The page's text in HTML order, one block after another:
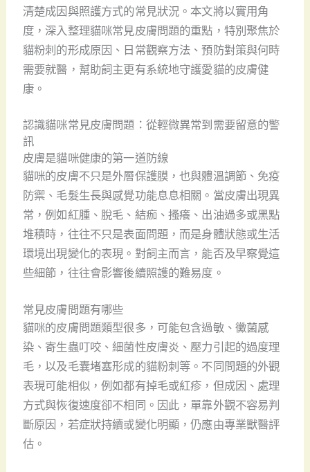
清楚成因與照護方式的常見狀況。本文將以實用角
度，深入整理貓咪常見皮膚問題的重點，特別聚焦於
貓粉刺的形成原因、日常觀察方法、預防對策與何時
需要就醫，幫助飼主更有系統地守護愛貓的皮膚健
康。
認識貓咪常見皮膚問題：從輕微異常到需要留意的警
訊
皮膚是貓咪健康的第一道防線
貓咪的皮膚不只是外層保護膜，也與體溫調節、免疫
防禦、毛髮生長與感覺功能息息相關。當皮膚出現異
常，例如紅腫、脫毛、結痂、搔癢、出油過多或黑點
堆積時，往往不只是表面問題，而是身體狀態或生活
環境出現變化的表現。對飼主而言，能否及早察覺這
些細節，往往會影響後續照護的難易度。
常見皮膚問題有哪些
貓咪的皮膚問題類型很多，可能包含過敏、黴菌感
染、寄生蟲叮咬、細菌性皮膚炎、壓力引起的過度理
毛，以及毛囊堵塞形成的貓粉刺等。不同問題的外觀
表現可能相似，例如都有掉毛或紅疹，但成因、處理
方式與恢復速度卻不相同。因此，單靠外觀不容易判
斷原因，若症狀持續或變化明顯，仍應由專業獸醫評
估。